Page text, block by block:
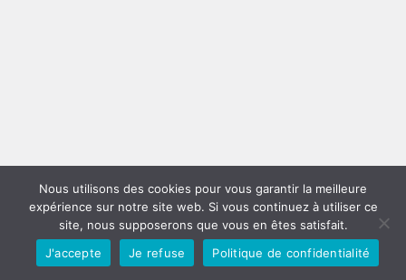
Nous utilisons des cookies pour vous garantir la meilleure
expérience sur notre site web. Si vous continuez à utiliser ce
site, nous supposerons que vous en êtes satisfait.
J'accepte
Je refuse Politique de confidentialité